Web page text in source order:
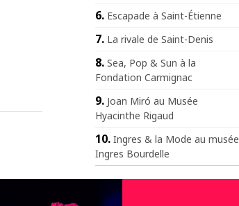
Escapade à Saint-Étienne
La rivale de Saint-Denis
Sea, Pop & Sun à la
Fondation Carmignac
Joan Miró au Musée
Hyacinthe Rigaud
Ingres & la Mode au musée
Ingres Bourdelle